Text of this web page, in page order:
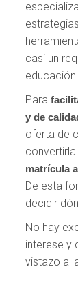
casi un
educación.
Para
y de
oferta de
matrícula
De esta
decidir
No hay
interese y
vistazo a